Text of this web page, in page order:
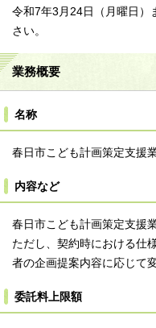
令和7年3月24日（月曜日）
さい。
業務概要
名称
春日市こども計画策定支援
内容など
春日市こども計画策定支援
ただし、契約時における仕
者の企画提案内容に応じて
委託料上限額